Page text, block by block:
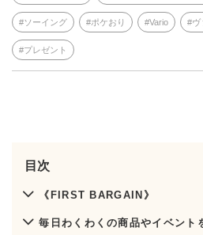
ソーイング ポケおり Vario ヴ
プレゼント
目次
《FIRST BARGAIN》
毎日わくわくの商品やイベント